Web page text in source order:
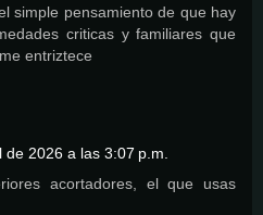
simple pensamiento de que hay
criticas y familiares que
entriztece
de 2026 a las 3:07 p.m.
acortadores, el que usas